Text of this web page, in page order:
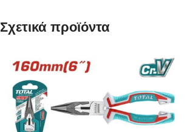
Σχετικά προϊόντα